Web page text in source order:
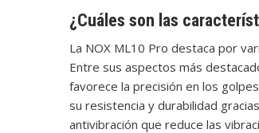
¿Cuáles son las
La NOX ML10 Pro destaca por
Entre sus aspectos más
favorece la precisión en los
su resistencia y durabilidad
antivibración que reduce las